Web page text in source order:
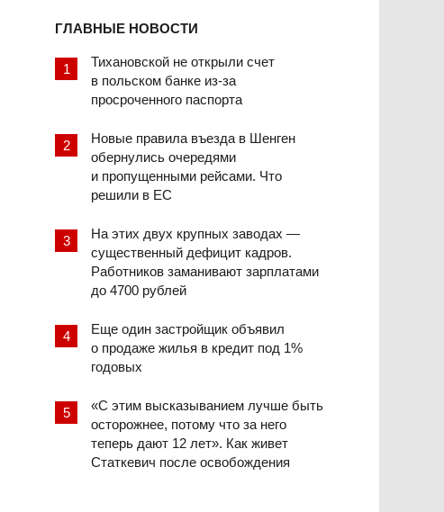
ГЛАВНЫЕ НОВОСТИ
Тихановской не открыли счет
в польском банке из-за
просроченного паспорта
Новые правила въезда в Шенген
обернулись очередями
и пропущенными рейсами. Что
решили в ЕС
На этих двух крупных заводах —
существенный дефицит кадров.
Работников заманивают зарплатами
до 4700 рублей
Еще один застройщик объявил
о продаже жилья в кредит под 1%
годовых
«С этим высказыванием лучше быть
осторожнее, потому что за него
теперь дают 12 лет». Как живет
Статкевич после освобождения